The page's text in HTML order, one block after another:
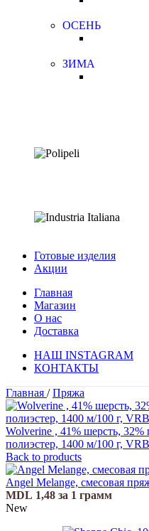
ОСЕНЬ
ЗИМА
Готовые изделия
Акции
Главная
Магазин
О нас
Доставка
НАШ INSTAGRAM
КОНТАКТЫ
Главная / Пряжа
Wolverine , 41% шерсть, 32%
полиэстер, 1400 м/100 г,
Back to products
Angel Melange, смесовая
MDL 1,48 за 1 грамм
New